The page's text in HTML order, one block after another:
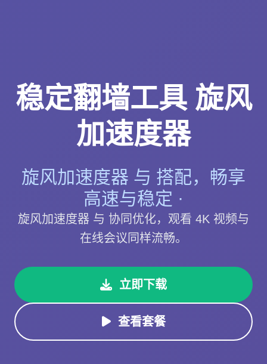
稳定翻墙工具 旋风
加速度器
旋风加速度器 与 搭配，畅享
高速与稳定 ·
旋风加速度器 与 协同优化，观看 4K 视频与
在线会议同样流畅。
立即下载
查看套餐